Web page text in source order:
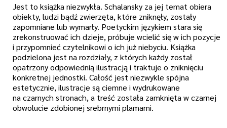
Jest to książka niezwykła. Schalansky za jej temat obiera
obiekty, ludzi bądź zwierzęta, które zniknęły, zostały
zapomniane lub wymarły. Poetyckim językiem stara się
zrekonstruować ich dzieje, próbuje wcielić się w ich pozycje
i przypomnieć czytelnikowi o ich już niebyciu. Książka
podzielona jest na rozdziały, z których każdy został
opatrzony odpowiednią ilustracją i traktuje o zniknięciu
konkretnej jednostki. Całość jest niezwykle spójna
estetycznie, ilustracje są ciemne i wydrukowane
na czarnych stronach, a treść została zamknięta w czarnej
obwolucie zdobionej srebrnymi plamami.